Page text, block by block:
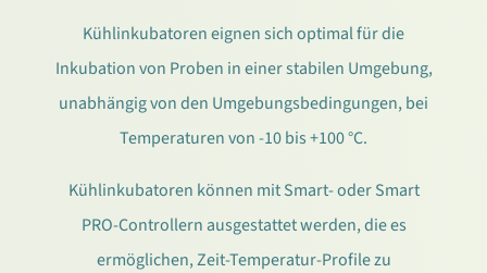
Kühlinkubatoren eignen sich optimal für die
Inkubation von Proben in einer stabilen Umgebung,
unabhängig von den Umgebungsbedingungen, bei
Temperaturen von -10 bis +100 °C.
Kühlinkubatoren können mit Smart- oder Smart
PRO-Controllern ausgestattet werden, die es
ermöglichen, Zeit-Temperatur-Profile zu